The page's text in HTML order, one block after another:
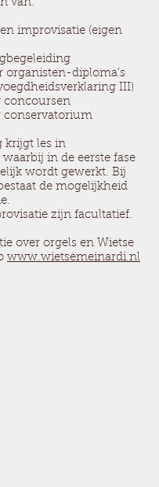
van:
improvisatie (eigen
organisten-diploma’s
III)
concoursen
conservatorium
krijgt les in
in de eerste fase
wordt gewerkt. Bij
de mogelijkheid
zijn facultatief.
over orgels en Wietse
www.wietsemeinardi.nl